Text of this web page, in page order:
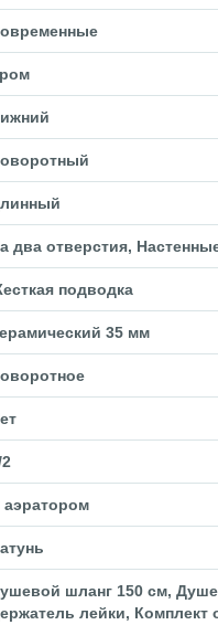
два отверстия,
подводка
35 мм
аэратором
шланг 150 см,
лейки, Комплект